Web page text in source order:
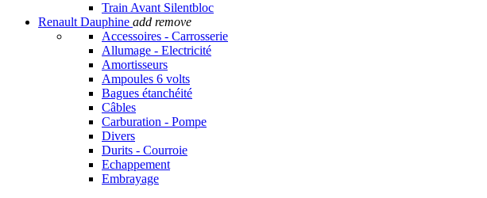
Train Avant Silentbloc
Renault Dauphine add remove
Accessoires - Carrosserie
Allumage - Electricité
Amortisseurs
Ampoules 6 volts
Bagues étanchéité
Câbles
Carburation - Pompe
Divers
Durits - Courroie
Echappement
Embrayage